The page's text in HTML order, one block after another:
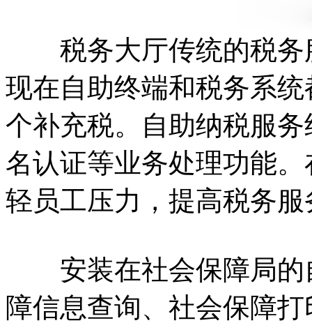
税务大厅传统的税务
现在自助终端和税务系
个补充税。自助纳税服
名认证等业务处理功能
轻员工压力，提高税务
安装在社会保障局的
障信息查询、社会保障